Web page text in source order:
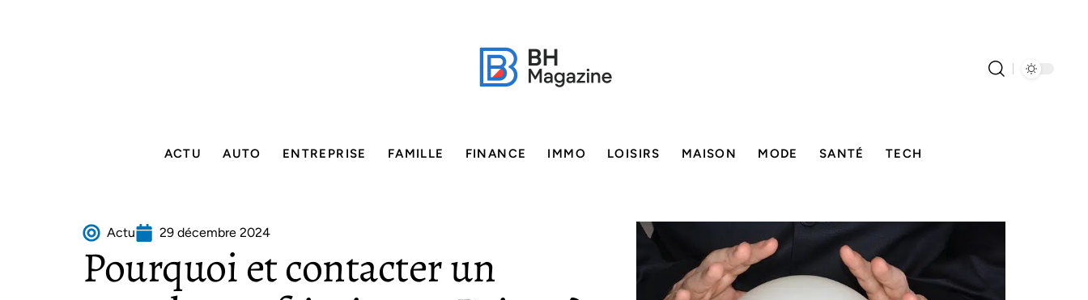
ACTU AUTO ENTREPRISE FAMILLE FINANCE IMMO LOISIRS MAISON MODE SANTÉ TECH
Actu 29 décembre 2024
Pourquoi et contacter un